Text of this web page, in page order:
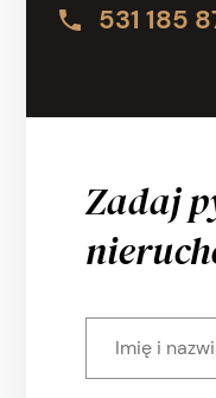
531 185
Zadaj